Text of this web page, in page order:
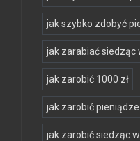
jak szybko zdobyć
jak zarabiać siedząc
jak zarobić 1000 zł
jak zarobić
jak zarobić siedząc